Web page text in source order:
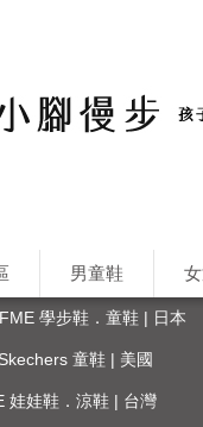
男童鞋
學步鞋．童鞋 | 日本
童鞋 | 美國
娃娃鞋．涼鞋 | 台灣